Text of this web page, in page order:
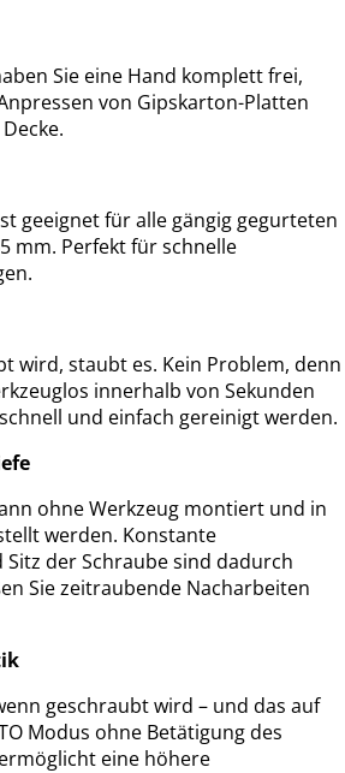
Sie eine Hand komplett frei,
von Gipskarton-Platten
geeignet für alle gängig gegurteten
mm. Perfekt für schnelle
wird, staubt es. Kein Problem, denn
innerhalb von Sekunden
und einfach gereinigt werden.
ohne Werkzeug montiert und in
werden. Konstante
der Schraube sind dadurch
Sie zeitraubende Nacharbeiten
geschraubt wird – und das auf
Modus ohne Betätigung des
eine höhere